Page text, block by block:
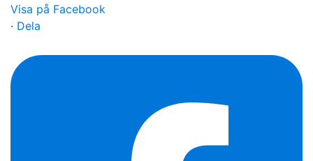
Visa på Facebook
· Dela